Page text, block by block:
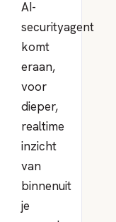
AI-
securityagent
komt
eraan,
voor
dieper,
realtime
inzicht
van
binnenuit
je